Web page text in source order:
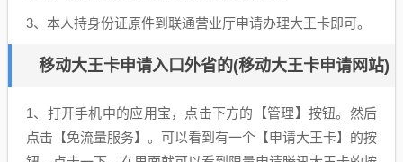
3、本人持身份证原件到联通营业厅申请办理大王卡即可。
移动大王卡申请入口外省的(移动大王卡申请网站)
1、打开手机中的应用宝，点击下方的【管理】按钮。然后
点击【免流量服务】。可以看到有一个【申请大王卡】的按